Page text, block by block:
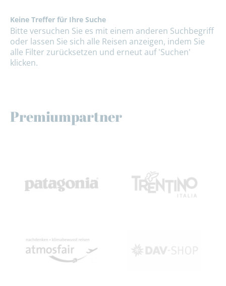
Keine Treffer für Ihre Suche
Bitte versuchen Sie es mit einem anderen Suchbegriff
oder lassen Sie sich alle Reisen anzeigen, indem Sie
alle Filter zurücksetzen und erneut auf 'Suchen'
klicken.
Premiumpartner